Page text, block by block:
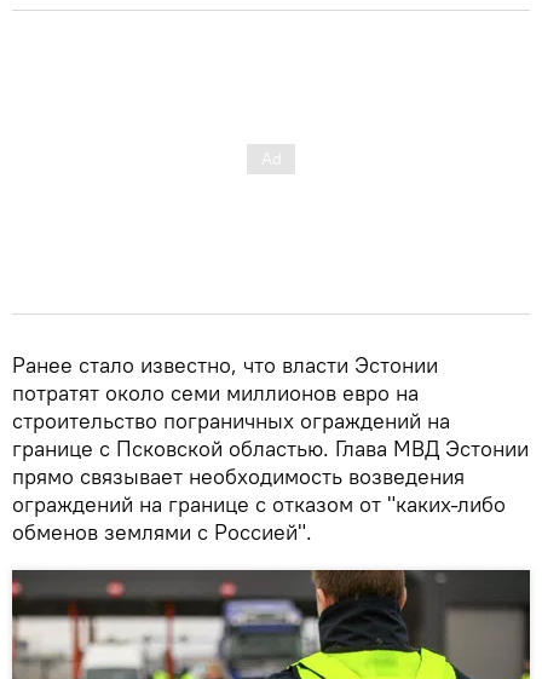
Ранее стало известно, что власти Эстонии
потратят около семи миллионов евро на
строительство пограничных ограждений на
границе с Псковской областью. Глава МВД Эстонии
прямо связывает необходимость возведения
ограждений на границе с отказом от "каких-либо
обменов землями с Россией".